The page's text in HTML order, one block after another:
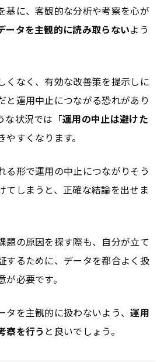
基に、客観的な分析や考察を心が
ータを主観的に読み取らないよう
くなく、有効な改善策を提示しに
と運用中止につながる恐れがあり
な状況では「運用の中止は避けた
すくなります。
る形で運用の中止につながりそう
てしまうと、正確な結論を出せま
題の原因を探す際も、自分が立て
するために、データを都合よく扱
必要です。
タを主観的に扱わないよう、運用
察を行う と良いでしょう。